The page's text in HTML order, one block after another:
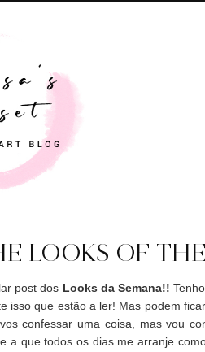
LOOKS OF
post dos Looks da Semana!!
isso que estão a ler! Mas podem
confessar uma coisa, mas vou
a que todos os dias me arranje